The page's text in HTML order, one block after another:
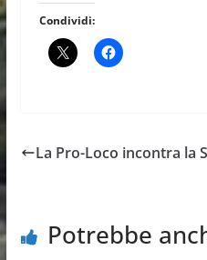
Condividi:
La Pro-Loco incontra la
Potrebbe